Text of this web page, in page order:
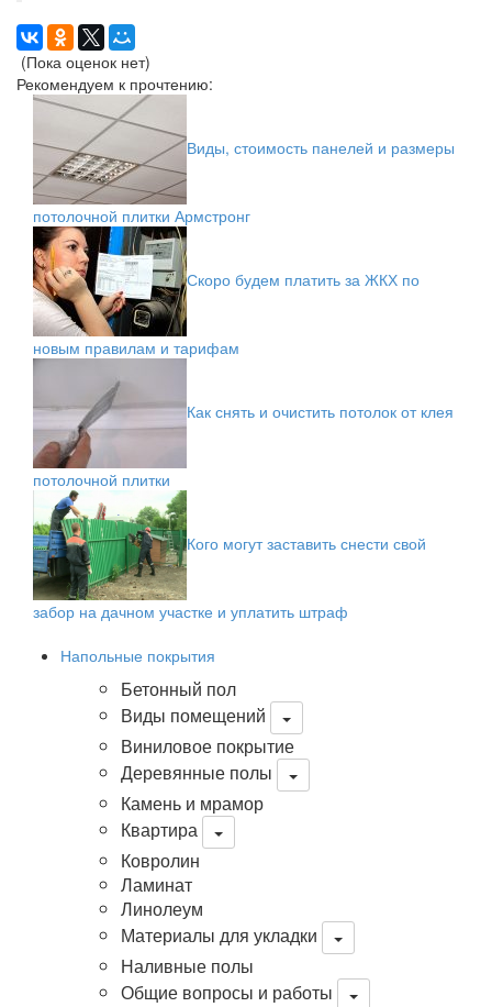
(Пока оценок нет)
Рекомендуем к прочтению:
Виды, стоимость панелей и размеры
потолочной плитки Армстронг
Скоро будем платить за ЖКХ по
новым правилам и тарифам
Как снять и очистить потолок от клея
потолочной плитки
Кого могут заставить снести свой
забор на дачном участке и уплатить штраф
Напольные покрытия
Бетонный пол
Виды помещений
Виниловое покрытие
Деревянные полы
Камень и мрамор
Квартира
Ковролин
Ламинат
Линолеум
Материалы для укладки
Наливные полы
Общие вопросы и работы